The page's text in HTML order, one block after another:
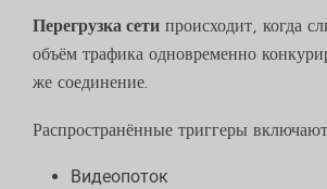
Перегрузка сети происходит, когда
объём трафика одновременно
же соединение.
Распространённые триггеры
Видеопоток